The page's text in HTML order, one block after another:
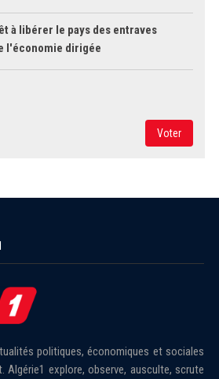
à libérer le pays des entraves
l'économie dirigée
Voter
politiques, économiques et sociales
Algérie1 explore, observe, ausculte, scrute